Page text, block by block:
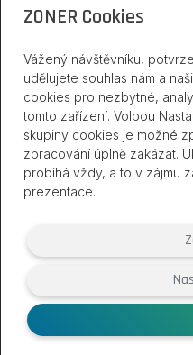
inPage
(2007 – 2026) Službu inPage
Smluvní podmínky|
ZONER Cookies
Vážený návštěvníku,
udělujete souhlas nám a
cookies pro nezbytné,
tomto zařízení. Volbou
skupiny cookies je možné
zpracování úplně zakázat.
probíhá vždy, a to v zájmu
prezentace.